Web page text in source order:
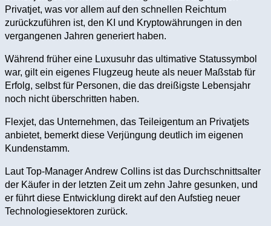
Privatjet, was vor allem auf den schnellen Reichtum
zurückzuführen ist, den KI und Kryptowährungen in den
vergangenen Jahren generiert haben.
Während früher eine Luxusuhr das ultimative Statussymbol
war, gilt ein eigenes Flugzeug heute als neuer Maßstab für
Erfolg, selbst für Personen, die das dreißigste Lebensjahr
noch nicht überschritten haben.
Flexjet, das Unternehmen, das Teileigentum an Privatjets
anbietet, bemerkt diese Verjüngung deutlich im eigenen
Kundenstamm.
Laut Top-Manager Andrew Collins ist das Durchschnittsalter
der Käufer in der letzten Zeit um zehn Jahre gesunken, und
er führt diese Entwicklung direkt auf den Aufstieg neuer
Technologiesektoren zurück.